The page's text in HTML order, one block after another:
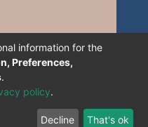
information for the
Preferences,
.
policy.
Decline That's ok